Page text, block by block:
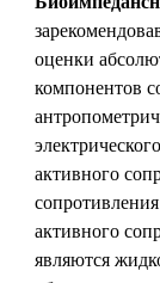
оценки
компонентов
активного
активного
являются